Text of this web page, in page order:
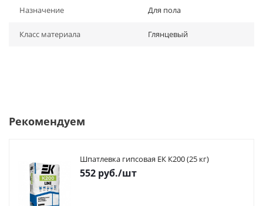
Назначение Для пола
Класс материала Глянцевый
Рекомендуем
Шпатлевка гипсовая ЕК К200 (25 кг)
552 руб./шт